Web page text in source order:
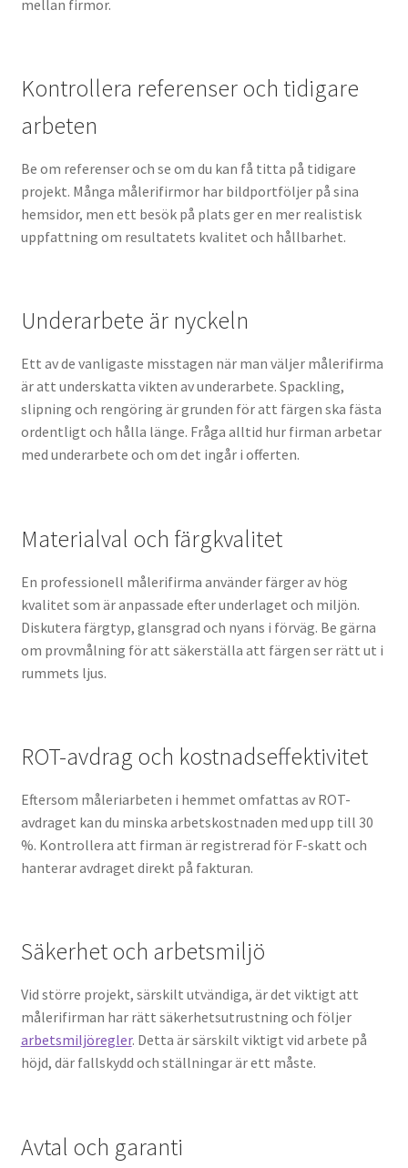
mellan firmor.
Kontrollera referenser och tidigare
arbeten
Be om referenser och se om du kan få titta på tidigare
projekt. Många målerifirmor har bildportföljer på sina
hemsidor, men ett besök på plats ger en mer realistisk
uppfattning om resultatets kvalitet och hållbarhet.
Underarbete är nyckeln
Ett av de vanligaste misstagen när man väljer målerifirma
är att underskatta vikten av underarbete. Spackling,
slipning och rengöring är grunden för att färgen ska fästa
ordentligt och hålla länge. Fråga alltid hur firman arbetar
med underarbete och om det ingår i offerten.
Materialval och färgkvalitet
En professionell målerifirma använder färger av hög
kvalitet som är anpassade efter underlaget och miljön.
Diskutera färgtyp, glansgrad och nyans i förväg. Be gärna
om provmålning för att säkerställa att färgen ser rätt ut i
rummets ljus.
ROT-avdrag och kostnadseffektivitet
Eftersom måleriarbeten i hemmet omfattas av ROT-
avdraget kan du minska arbetskostnaden med upp till 30
%. Kontrollera att firman är registrerad för F-skatt och
hanterar avdraget direkt på fakturan.
Säkerhet och arbetsmiljö
Vid större projekt, särskilt utvändiga, är det viktigt att
målerifirman har rätt säkerhetsutrustning och följer
arbetsmiljöregler. Detta är särskilt viktigt vid arbete på
höjd, där fallskydd och ställningar är ett måste.
Avtal och garanti